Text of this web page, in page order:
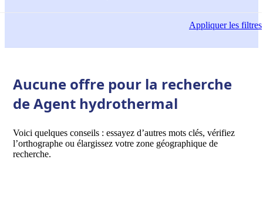
Appliquerles filtres
Aucune offre pour la recherche
de Agent hydrothermal
Voici quelques conseils : essayez d’autres mots clés, vérifiez
l’orthographe ou élargissez votre zone géographique de
recherche.